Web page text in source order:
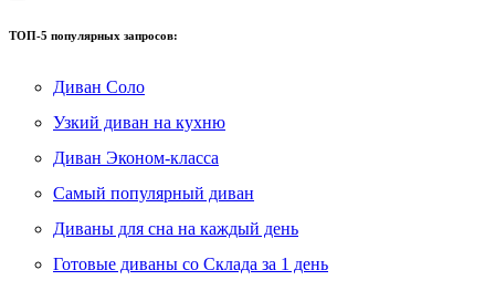
ТОП-5 популярных запросов:
Диван Соло
Узкий диван на кухню
Диван Эконом-класса
Самый популярный диван
Диваны для сна на каждый день
Готовые диваны со Склада за 1 день